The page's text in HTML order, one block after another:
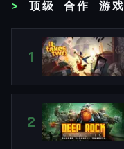
顶级 合作 游戏
1
2